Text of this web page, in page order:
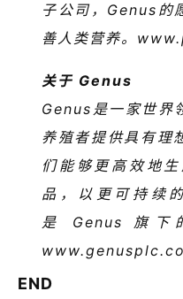
子公司， Genus 的
善人类营养。
关于 Genus
Genus 是一家世界
养殖者提供具有理
们能够更高效地
品，以更可持续
是
Genus 旗下
END